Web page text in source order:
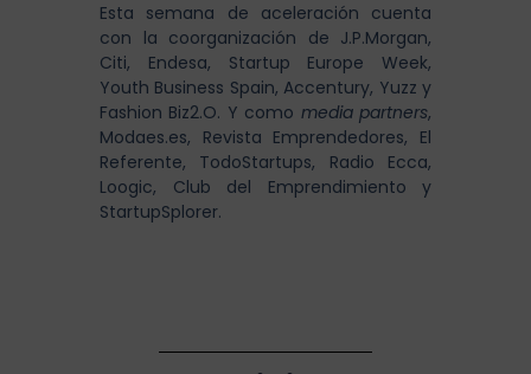
Esta semana de aceleración cuenta
con la coorganización de J.P.Morgan,
Citi, Endesa, Startup Europe Week,
Youth Business Spain, Accentury, Yuzz y
Fashion Biz2.O. Y como media partners,
Modaes.es, Revista Emprendedores, El
Referente, TodoStartups, Radio Ecca,
Loogic, Club del Emprendimiento y
StartupSplorer.